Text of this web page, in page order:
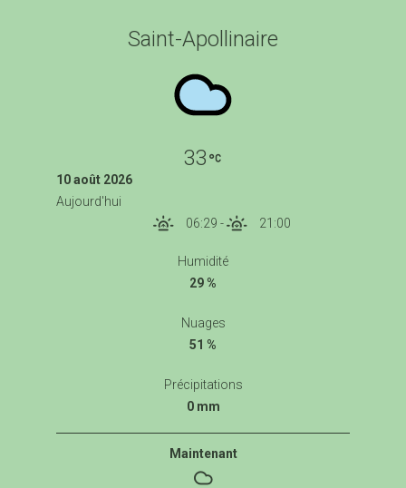
Saint-Apollinaire
33
10 août 2026
Aujourd'hui
06:29 - 21:00
Humidité
29 %
Nuages
51 %
Précipitations
0 mm
Maintenant